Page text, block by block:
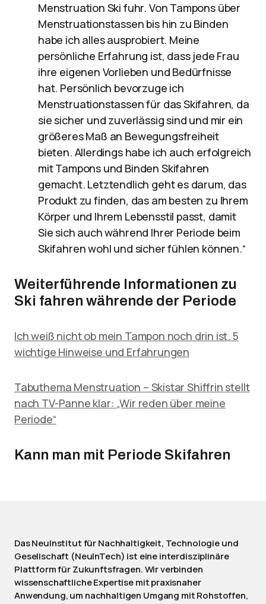
Menstruation Ski fuhr. Von Tampons über
Menstruationstassen bis hin zu Binden
habe ich alles ausprobiert. Meine
persönliche Erfahrung ist, dass jede Frau
ihre eigenen Vorlieben und Bedürfnisse
hat. Persönlich bevorzuge ich
Menstruationstassen für das Skifahren, da
sie sicher und zuverlässig sind und mir ein
größeres Maß an Bewegungsfreiheit
bieten. Allerdings habe ich auch erfolgreich
mit Tampons und Binden Skifahren
gemacht. Letztendlich geht es darum, das
Produkt zu finden, das am besten zu Ihrem
Körper und Ihrem Lebensstil passt, damit
Sie sich auch während Ihrer Periode beim
Skifahren wohl und sicher fühlen können.“
Weiterführende Informationen zu
Ski fahren währende der Periode
Ich weiß nicht ob mein Tampon noch drin ist. 5
wichtige Hinweise und Erfahrungen
Tabuthema Menstruation – Skistar Shiffrin stellt
nach TV-Panne klar: „Wir reden über meine
Periode“
Kann man mit Periode Skifahren
Das NeuInstitut für Nachhaltigkeit, Technologie und
Gesellschaft (NeuInTech) ist eine interdisziplinäre
Plattform für Zukunftsfragen. Wir verbinden
wissenschaftliche Expertise mit praxisnaher
Anwendung, um nachhaltigen Umgang mit Rohstoffen,